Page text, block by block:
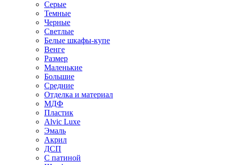
Серые
Темные
Черные
Светлые
Белые шкафы-купе
Венге
Размер
Маленькие
Большие
Средние
Отделка и материал
МДФ
Пластик
Alvic Luxe
Эмаль
Акрил
ДСП
С патиной